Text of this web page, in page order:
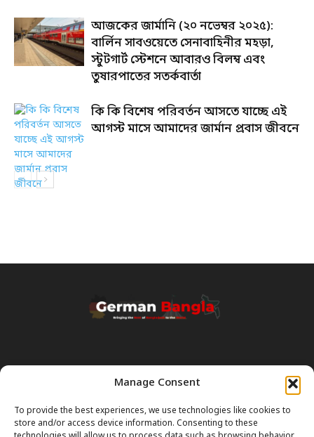
Manage Consent
To provide the best experiences, we use technologies like cookies to
store and/or access device information. Consenting to these
আজকের জার্মানি (২০ নভেম্বর ২০২৫):
বার্লিন সাবওয়েতে সেনাবাহিনীর মহড়া,
স্টুটগার্ট স্টেশনে আবারও বিলম্ব এবং
তুষারপাতের সতর্কবার্তা
কি কি বিশেষ পরিবর্তন আসতে যাচ্ছে এই
আগস্ট মাসে আমাদের জার্মান প্রবাস জীবনে
Transparency & Disclaimer:
Some content and images on this site are generated with the
assistance of Artificial Intelligence (AI). While we strive for accuracy, AI
can occasionally produce incorrect or outdated information.